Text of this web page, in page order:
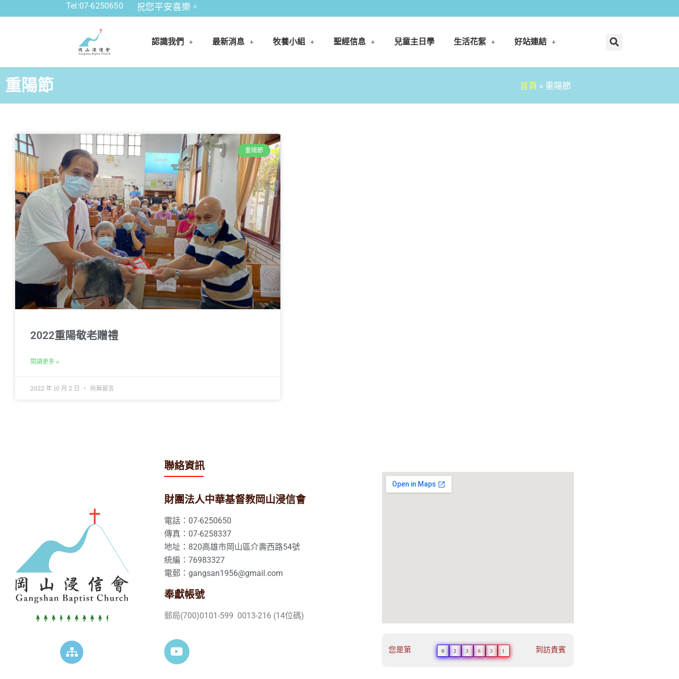
Tel:07-6250650
法人中華基督教岡山浸信會 祝您平安喜樂。
認識我們 最新消息 牧養小組 聖經信息 兒童主日學 生活花絮 好站連結
重陽節 首頁 » 重陽節
重陽節
2022重陽敬老贈禮
閱讀更多 »
2022 年 10 月 2 日 尚無留言
聯絡資訊
財團法人中華基督教岡山浸信會
電話：07-6250650
傳真：07-6258337
地址：820高雄市岡山區介壽西路54號
統編：76983327
電郵：gangsan1956@gmail.com
奉獻帳號
郵局(700)0101-599 0013-216 (14位碼)
您是第 0 2 3 6 3 1 到訪貴賓